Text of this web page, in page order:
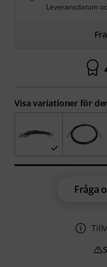
Visa variationer för
Leveransdatum
Fråga